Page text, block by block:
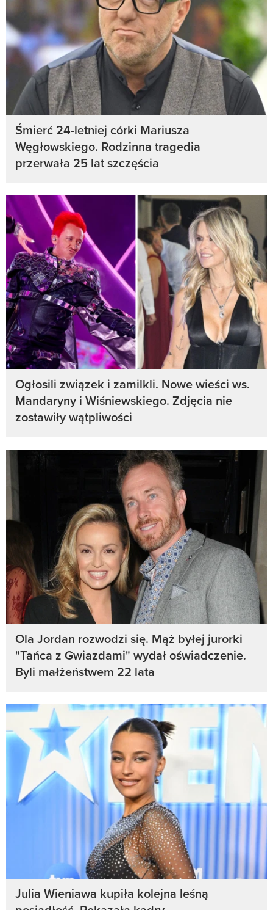
Śmierć 24-letniej córki Mariusza
Węgłowskiego. Rodzinna tragedia
przerwała 25 lat szczęścia
Ogłosili związek i zamilkli. Nowe wieści ws.
Mandaryny i Wiśniewskiego. Zdjęcia nie
zostawiły wątpliwości
Ola Jordan rozwodzi się. Mąż byłej jurorki
"Tańca z Gwiazdami" wydał oświadczenie.
Byli małżeństwem 22 lata
Julia Wieniawa kupiła kolejna leśną